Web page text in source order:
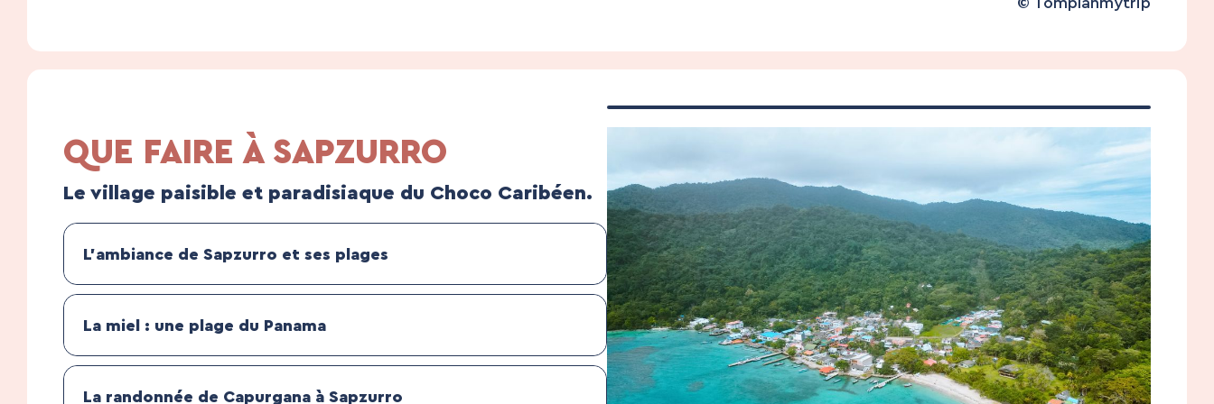
QUE FAIRE À SAPZURRO
Le village paisible et paradisiaque du Choco Caribéen.
L’ambiance de Sapzurro et ses plages
La miel : une plage du Panama
La randonnée de Capurgana à Sapzurro